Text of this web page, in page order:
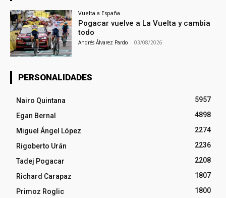
Vuelta a España
Pogacar vuelve a La Vuelta y cambia
todo
Andrés Álvarez Pardo - 03/08/2026
PERSONALIDADES
Nairo Quintana
5957
Egan Bernal
4898
Miguel Ángel López
2274
Rigoberto Urán
2236
Tadej Pogacar
2208
Richard Carapaz
1807
Primoz Roglic
1800